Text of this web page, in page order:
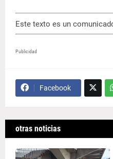
Este texto es un
Publicidad
Facebook
otras noticias